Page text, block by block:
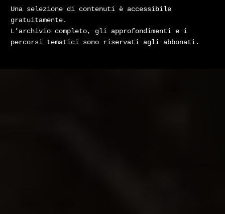
Una selezione di contenuti è accessibile
gratuitamente.
L’archivio completo, gli approfondimenti e i
percorsi tematici sono riservati agli abbonati.